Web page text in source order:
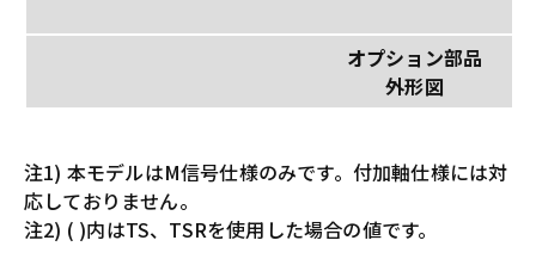
オプション部品
外形図
注1) 本モデルはM信号仕様のみです。付加軸仕様には対
応しておりません。
注2) ( )内はTS、TSRを使用した場合の値です。